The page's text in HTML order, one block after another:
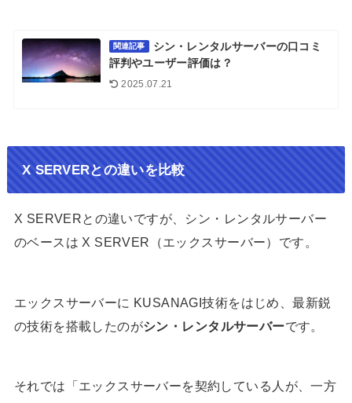
関連記事
シン・レンタルサーバーの口コミ
評判やユーザー評価は？
2025.07.21
X SERVERとの違いを比較
X SERVERとの違いですが、シン・レンタルサーバー
のベースは X SERVER（エックスサーバー）です。
エックスサーバーに KUSANAGI技術をはじめ、最新鋭
の技術を搭載したのがシン・レンタルサーバーです。
それでは「エックスサーバーを契約している人が、一方